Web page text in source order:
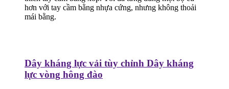
hơn với tay cầm bằng nhựa cứng, nhưng không thoải
mái bằng.
Dây kháng lực vải tùy chỉnh Dây kháng
lực vòng hông đào